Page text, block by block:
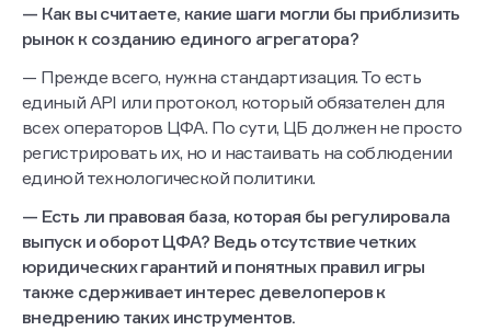
— Как вы считаете, какие шаги могли бы приблизить
рынок к созданию единого агрегатора?
— Прежде всего, нужна стандартизация. То есть
единый API или протокол, который обязателен для
всех операторов ЦФА. По сути, ЦБ должен не просто
регистрировать их, но и настаивать на соблюдении
единой технологической политики.
— Есть ли правовая база, которая бы регулировала
выпуск и оборот ЦФА? Ведь отсутствие четких
юридических гарантий и понятных правил игры
также сдерживает интерес девелоперов к
внедрению таких инструментов.